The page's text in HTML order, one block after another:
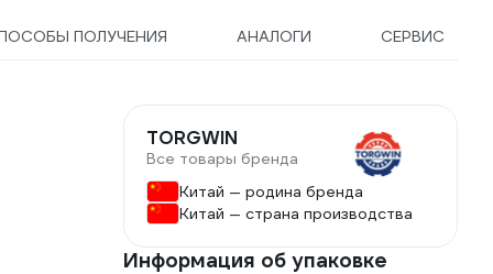
ПОЛУЧЕНИЯ АНАЛОГИ СЕРВИС
TORGWIN
Все товары бренда
Китай — родина бренда
Китай — страна производства
Информация об упаковке